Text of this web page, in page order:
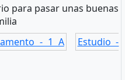
para pasar unas buenas
- 1 A
Estudio -